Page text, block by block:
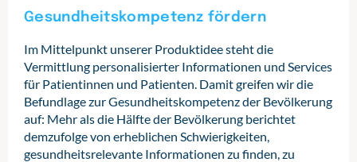
Gesundheitskompetenz fördern
Im Mittelpunkt unserer Produktidee steht die
Vermittlung personalisierter Informationen und Services
für Patientinnen und Patienten. Damit greifen wir die
Befundlage zur Gesundheitskompetenz der Bevölkerung
auf: Mehr als die Hälfte der Bevölkerung berichtet
demzufolge von erheblichen Schwierigkeiten,
gesundheitsrelevante Informationen zu finden, zu